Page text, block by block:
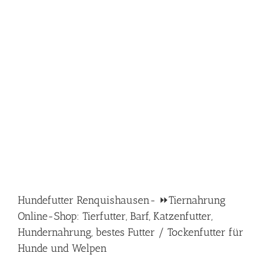
Hundefutter Renquishausen- ⏩Tiernahrung
Online-Shop: Tierfutter, Barf, Katzenfutter,
Hundernahrung, bestes Futter / Tockenfutter für
Hunde und Welpen